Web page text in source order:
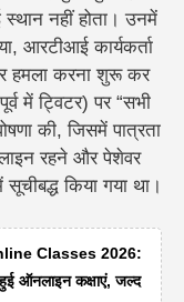
स्थान नहीं होता। उनमें
आरटीआई कार्यकर्ता
हमला करना शुरू कर
में ट्विटर) पर “सभी
की, जिसमें पात्रता
रहने और पेशेवर
किया गया था।
Classes 2026:
ऑनलाइन कक्षाएं, जल्द